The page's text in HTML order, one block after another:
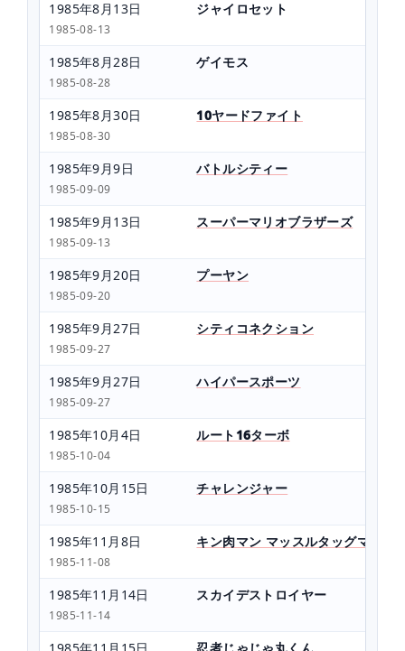
1985年8月13日
1985-08-13
ジャイロセット
1985年8月28日
1985-08-28
ゲイモス
1985年8月30日
1985-08-30
10ヤードファイト
1985年9月9日
1985-09-09
バトルシティー
1985年9月13日
1985-09-13
スーパーマリオブラザーズ
1985年9月20日
1985-09-20
プーヤン
1985年9月27日
1985-09-27
シティコネクション
1985年9月27日
1985-09-27
ハイパースポーツ
1985年10月4日
1985-10-04
ルート16ターボ
1985年10月15日
1985-10-15
チャレンジャー
1985年11月8日
1985-11-08
キン肉マン マッスルタッグマッチ
1985年11月14日
1985-11-14
スカイデストロイヤー